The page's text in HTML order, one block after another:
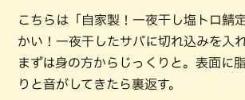
こちらは「自家製！一夜干し塩トロ鯖
かい！一夜干したサバに切れ込みを入
まずは身の方からじっくりと。表面に
りと音がしてきたら裏返す。